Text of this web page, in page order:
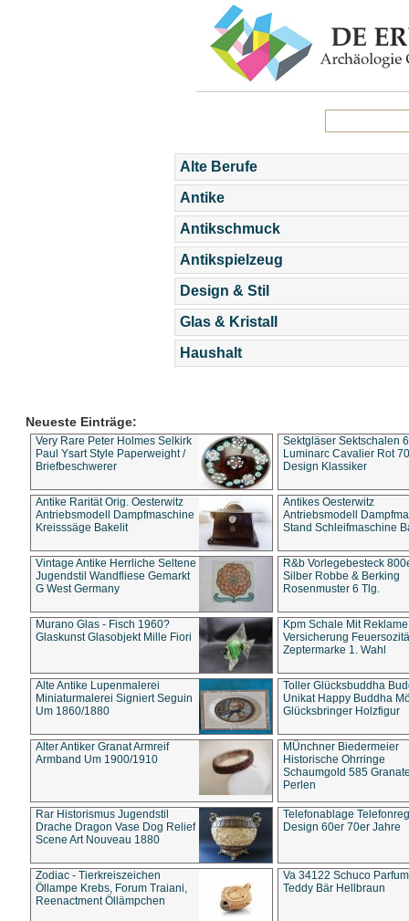
Alte Berufe
Antike
Antikschmuck
Antikspielzeug
Design & Stil
Glas & Kristall
Haushalt
Neueste Einträge:
Very Rare Peter Holmes Selkirk
Paul Ysart Style Paperweight /
Briefbeschwerer
Sektgläser Sektschalen
Luminarc Cavalier Rot
Design Klassiker
Antike Rarität Orig. Oesterwitz
Antriebsmodell Dampfmaschine
Kreisssäge Bakelit
Antikes Oesterwitz
Antriebsmodell
Stand Schleifmaschine
Vintage Antike Herrliche Seltene
Jugendstil Wandfliese Gemarkt
G West Germany
R&b Vorlegebesteck
Silber Robbe & Berking
Rosenmuster 6 Tlg.
Murano Glas - Fisch 1960?
Glaskunst Glasobjekt Mille Fiori
Kpm Schale Mit Reklame
Versicherung
Zeptermarke 1. Wahl
Alte Antike Lupenmalerei
Miniaturmalerei Signiert Seguin
Um 1860/1880
Toller Glücksbuddha
Unikat Happy Buddha
Glücksbringer Holzfigur
Alter Antiker Granat Armreif
Armband Um 1900/1910
MÜnchner Biedermeier
Historische Ohrringe
Schaumgold 585
Perlen
Rar Historismus Jugendstil
Drache Dragon Vase Dog Relief
Scene Art Nouveau 1880
Telefonablage
Design 60er 70er Jahre
Zodiac - Tierkreiszeichen
Öllampe Krebs, Forum Traiani,
Reenactment Öllämpchen
Va 34122 Schuco
Teddy Bär Hellbraun